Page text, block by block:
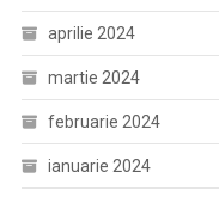
aprilie 2024
martie 2024
februarie 2024
ianuarie 2024